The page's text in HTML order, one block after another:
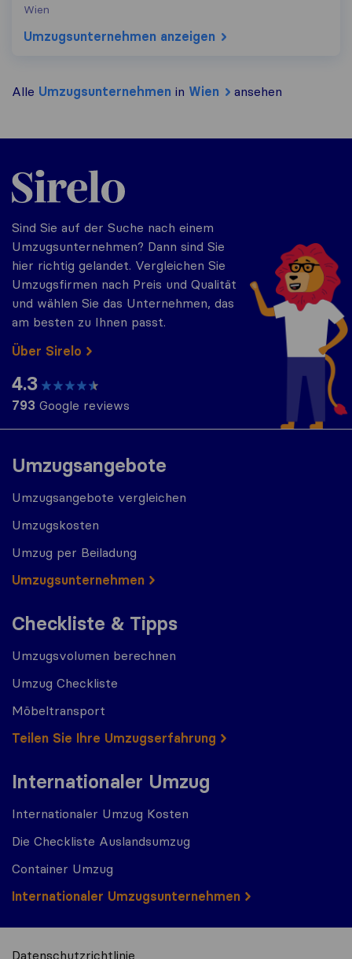
Wien
Umzugs​unternehmen anzeigen
Alle Umzugs​unternehmen in Wien ansehen
Umzugsangebote
Umzugsangebote vergleichen
Umzugskosten
Umzug per Beiladung
Umzugs​​unternehmen
Checkliste & Tipps
Umzugsvolumen berechnen
Umzug Checkliste
Möbeltransport
Teilen Sie Ihre Umzugserfahrung
Internationaler Umzug
Internationaler Umzug Kosten
Die Checkliste Auslandsumzug
Container Umzug
Internationaler Umzugsunternehmen
Sirelo.at
Sind Sie auf der Suche nach einem
Umzugsunternehmen? Dann sind Sie
hier richtig gelandet. Vergleichen Sie
Umzugsfirmen nach Preis und Qualität
und wählen Sie das Unternehmen, das
am besten zu Ihnen passt.
Über Sirelo
4.3
793 Google reviews
Datenschutzrichtlinie